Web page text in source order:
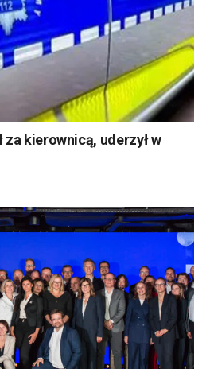
za kierownicą, uderzył w